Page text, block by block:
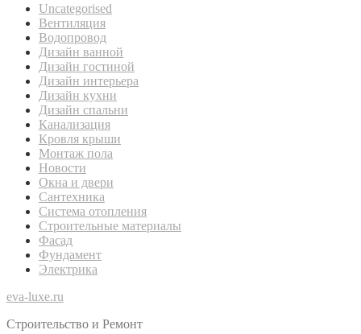
Uncategorised
Вентиляция
Водопровод
Дизайн ванной
Дизайн гостиной
Дизайн интерьера
Дизайн кухни
Дизайн спальни
Канализация
Кровля крыши
Монтаж пола
Новости
Окна и двери
Сантехника
Система отопления
Строительные материалы
Фасад
Фундамент
Электрика
eva-luxe.ru
Строительство и Ремонт